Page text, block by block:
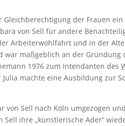
Gleichberechtigung der Frauen
von Sell für andere
Arbeiterwohlfahrt und in der
war maßgeblich an der
1976 zum Intendanten des
Julia machte eine Ausbildung zur
von Sell nach Köln umgezogen
Sell ihre „künstlerische Ader“